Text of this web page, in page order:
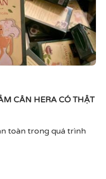
CÂN HERA CÓ THẬT
toàn trong quá trình